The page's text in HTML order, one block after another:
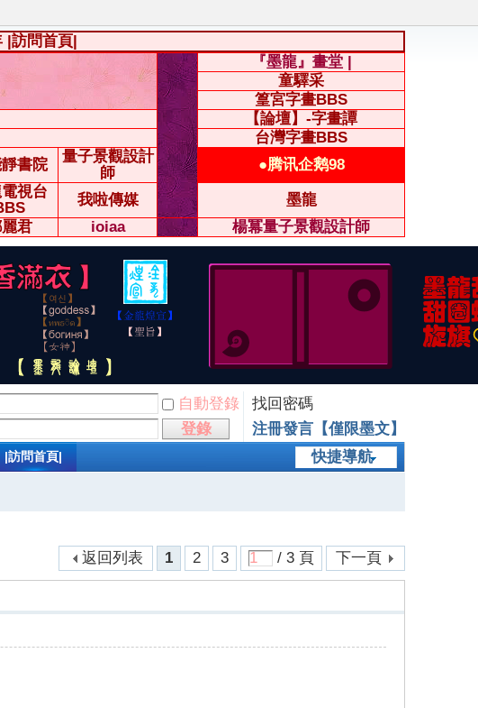
|訪問首頁|
『墨龍』畫堂 |
童驛采
篁宮字畫BBS
【論壇】-字畫譚
台灣字畫BBS
書院
量子景觀設計
師
●腾讯企鹅98
視台
我啦傳媒
墨龍
君 ioiaa 楊冪量子景觀設計師
自動登錄
找回密碼
登錄
注冊發言【僅限墨文】
快捷導航
|訪問首頁|
1
2 3 / 3 頁 下一頁
返回列表